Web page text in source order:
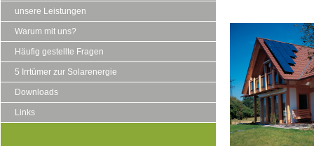
unsere Leistungen
Warum mit uns?
Häufig gestellte Fragen
5 Irrtümer zur Solarenergie
Downloads
Links